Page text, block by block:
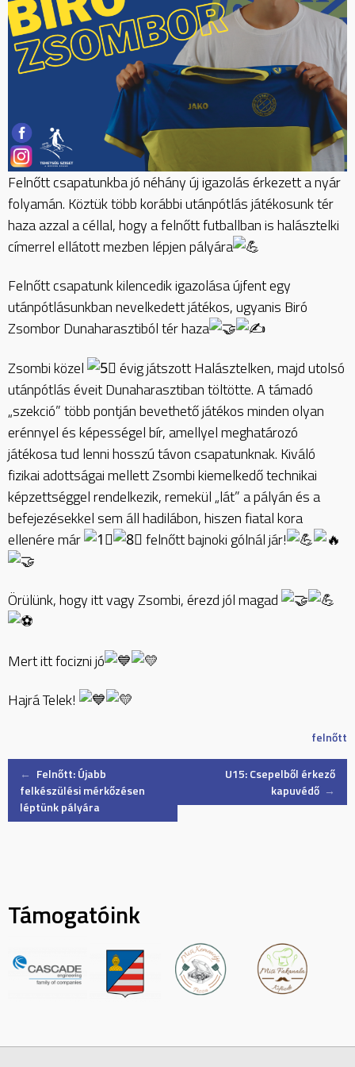
Felnőtt csapatunkba jó néhány új igazolás érkezett a nyár
folyamán. Köztük több korábbi utánpótlás játékosunk tér
haza azzal a céllal, hogy a felnőtt futballban is halásztelki
címerrel ellátott mezben lépjen pályára
Felnőtt csapatunk kilencedik igazolása újfent egy
utánpótlásunkban nevelkedett játékos, ugyanis Biró
Zsombor Dunaharasztiból tér haza
Zsombi közel
évig játszott Halásztelken, majd utolsó
utánpótlás éveit Dunaharasztiban töltötte. A támadó
„szekció” több pontján bevethető játékos minden olyan
erénnyel és képességel bír, amellyel meghatározó
játékosa tud lenni hosszú távon csapatunknak. Kiváló
fizikai adottságai mellett Zsombi kiemelkedő technikai
képzettséggel rendelkezik, remekül „lát” a pályán és a
befejezésekkel sem áll hadilábon, hiszen fiatal kora
ellenére már
felnőtt bajnoki gólnál jár!
Örülünk, hogy itt vagy Zsombi, érezd jól magad
Mert itt focizni jó
Hajrá Telek!
felnőtt
Post
navigation
← Felnőtt: Újabb
felkészülési mérkőzésen
léptünk pályára
U15: Csepelből érkező
kapuvédő →
Támogatóink